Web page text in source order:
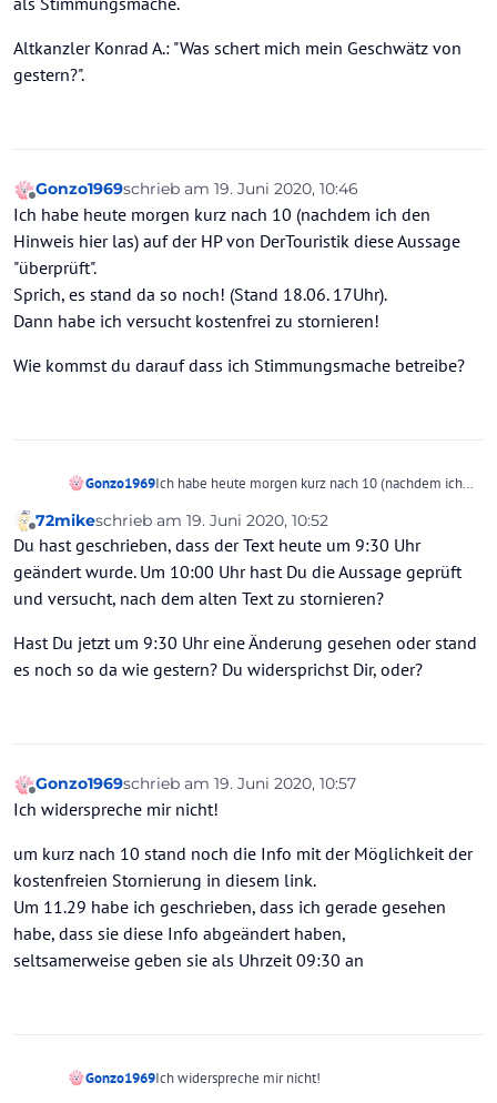
Altkanzler Konrad A.: "Was schert mich mein Geschwätz von
gestern?".
Offline
Gonzo1969schrieb am 19. Juni 2020, 10:46
zuletzt editiert von
Ich habe heute morgen kurz nach 10 (nachdem ich den
Hinweis hier las) auf der HP von DerTouristik diese Aussage
"überprüft".
Sprich, es stand da so noch! (Stand 18.06. 17Uhr).
Dann habe ich versucht kostenfrei zu stornieren!
Wie kommst du darauf dass ich Stimmungsmache betreibe?
Gonzo1969Ich habe heute morgen kurz nach 10 (nachdem ich
diese Aussage "überprüft".
Sprich, es stand da so noch! (Stand 18.06. 17Uhr).
Dann habe ich versucht kostenfrei zu stornieren!
Wie kommst du darauf dass ich Stimmungsmache
betreibe?
Offline
72mikeschrieb am 19. Juni 2020, 10:52
zuletzt editiert von
Du hast geschrieben, dass der Text heute um 9:30 Uhr
geändert wurde. Um 10:00 Uhr hast Du die Aussage geprüft
und versucht, nach dem alten Text zu stornieren?
Hast Du jetzt um 9:30 Uhr eine Änderung gesehen oder stand
es noch so da wie gestern? Du widersprichst Dir, oder?
Offline
Gonzo1969schrieb am 19. Juni 2020, 10:57
zuletzt editiert von
Ich widerspreche mir nicht!
um kurz nach 10 stand noch die Info mit der Möglichkeit der
kostenfreien Stornierung in diesem link.
Um 11.29 habe ich geschrieben, dass ich gerade gesehen
habe, dass sie diese Info abgeändert haben,
seltsamerweise geben sie als Uhrzeit 09:30 an
Gonzo1969Ich widerspreche mir nicht!